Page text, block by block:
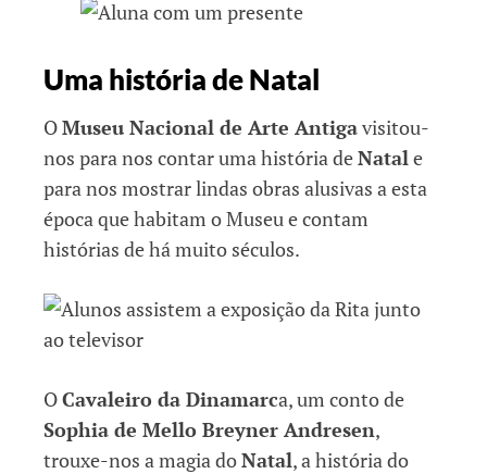
Uma história de Natal
OMuseu Nacional de Arte Antigavisitou-
nos para nos contar uma história deNatale
para nos mostrar lindas obras alusivas a esta
época que habitam o Museu e contam
histórias de há muito séculos.
OCavaleiro da Dinamarca, um conto de
Sophia de Mello Breyner Andresen,
trouxe-nos a magia doNatal, a história do